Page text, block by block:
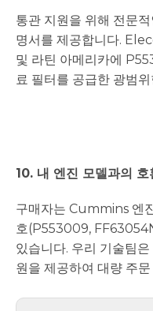
통관 지원을 위해 전문
명서를 제공합니다.
및 라틴 아메리카에
료 필터를 공급한 광범
10. 내 엔진 모델과의
구매자는 Cummins 엔
호(P553009,
있습니다. 우리 기술팀
원을 제공하여 대량 주